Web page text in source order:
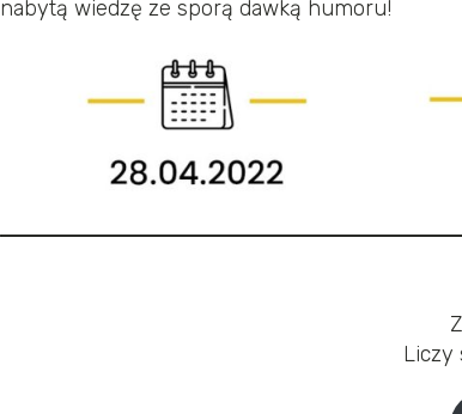
nabytą wiedzę ze sporą dawką humoru!
Liczy